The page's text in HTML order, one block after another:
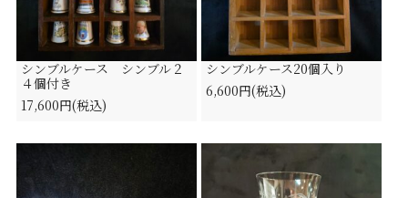
シンブルケース シンブル２
４個付き
17,600円(税込)
シンブルケース20個入り
6,600円(税込)